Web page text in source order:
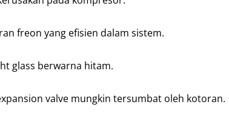
freon yang efisien dalam sistem.
glass berwarna hitam.
valve mungkin tersumbat oleh kotoran.